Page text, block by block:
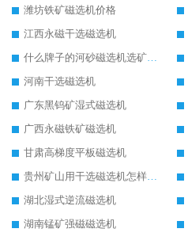
潍坊铁矿磁选机价格
江西永磁干选磁选机
什么牌子的河砂磁选机选矿效果好
河南干选磁选机
广东黑钨矿湿式磁选机
广西永磁铁矿磁选机
甘肃高梯度平板磁选机
贵州矿山用干选磁选机怎样调磁
湖北湿式逆流磁选机
湖南锰矿强磁磁选机